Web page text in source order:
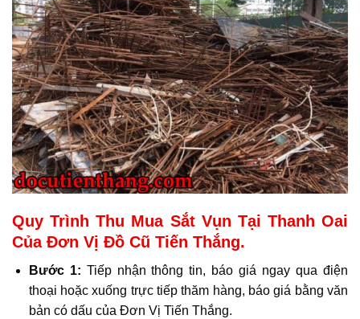
Quy Trình Thu Mua Sắt Vụn Tại Thanh Oai
Của Đơn Vị Đồ Cũ Tiến Thắng.
Bước 1: Tiếp nhận thông tin, báo giá ngay qua điện
thoại hoặc xuống trực tiếp thăm hàng, báo giá bằng văn
bản có dấu của Đơn Vị Tiến Thắng.